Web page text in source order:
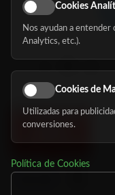
Síguenos
Cookies
Nos ayudan a
Analytics, etc.).
Cookies de
Utilizadas para
conversiones.
Política de Cookies